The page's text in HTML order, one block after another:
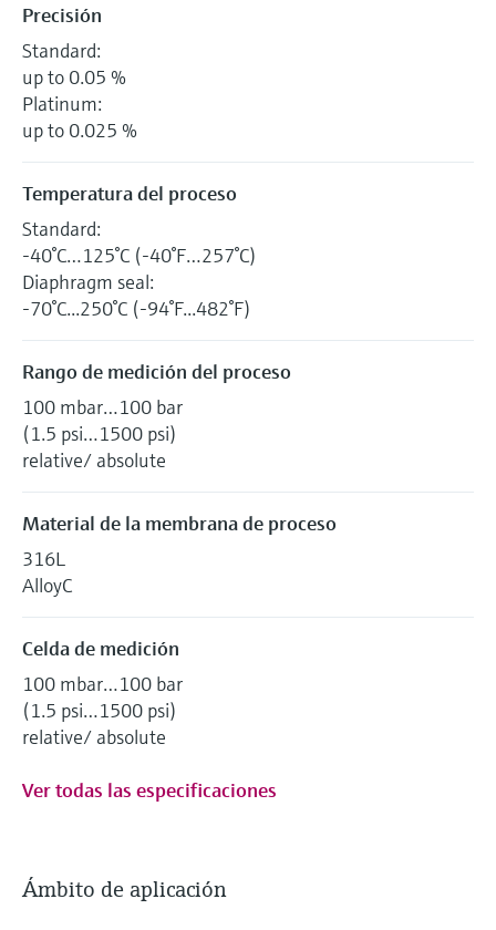
Precisión
Standard:
up to 0.05 %
Platinum:
up to 0.025 %
Temperatura del proceso
Standard:
-40°C…125°C (-40°F…257°C)
Diaphragm seal:
-70°C...250°C (-94°F...482°F)
Rango de medición del proceso
100 mbar…100 bar
(1.5 psi…1500 psi)
relative/ absolute
Material de la membrana de proceso
316L
AlloyC
Celda de medición
100 mbar…100 bar
(1.5 psi…1500 psi)
relative/ absolute
Ver todas las especificaciones
Ámbito de aplicación